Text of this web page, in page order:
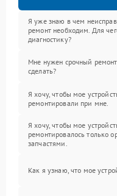
Я уже знаю в чем
ремонт необходим. Для
диагностику?
Мне нужен срочный
сделать?
Я хочу, чтобы мое
ремонтировали при мне.
Я хочу, чтобы мое
ремонтировалось только
запчастями.
Как я узнаю, что мое